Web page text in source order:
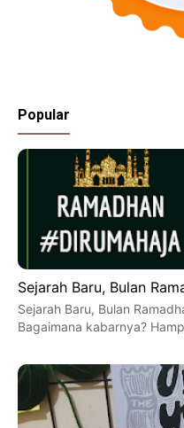
Popular
Sejarah Baru, Bulan
Sejarah Baru, Bulan
Bagaimana kabarnya?